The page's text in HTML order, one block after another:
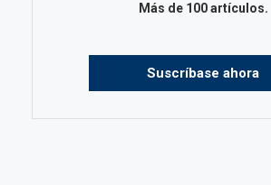
Más de 100 artículos.
Suscríbase ahora